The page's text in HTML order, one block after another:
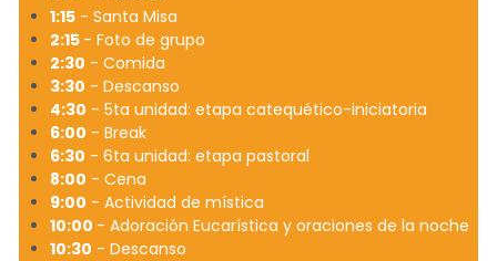
1:15 - Santa Misa
2:15 - Foto de grupo
2:30 - Comida
3:30 - Descanso
4:30 - 5ta unidad: etapa catequético-iniciatoria
6:00 - Break
6:30 - 6ta unidad: etapa pastoral
8:00 - Cena
9:00 - Actividad de mística
10:00 - Adoración Eucarística y oraciones de la noche
10:30 - Descanso